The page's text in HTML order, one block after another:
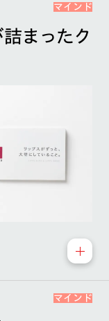
マインド
まったク
マインド